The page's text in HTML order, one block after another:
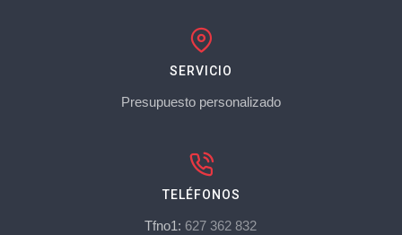
SERVICIO
Presupuesto personalizado
TELÉFONOS
Tfno1: 627 362 832